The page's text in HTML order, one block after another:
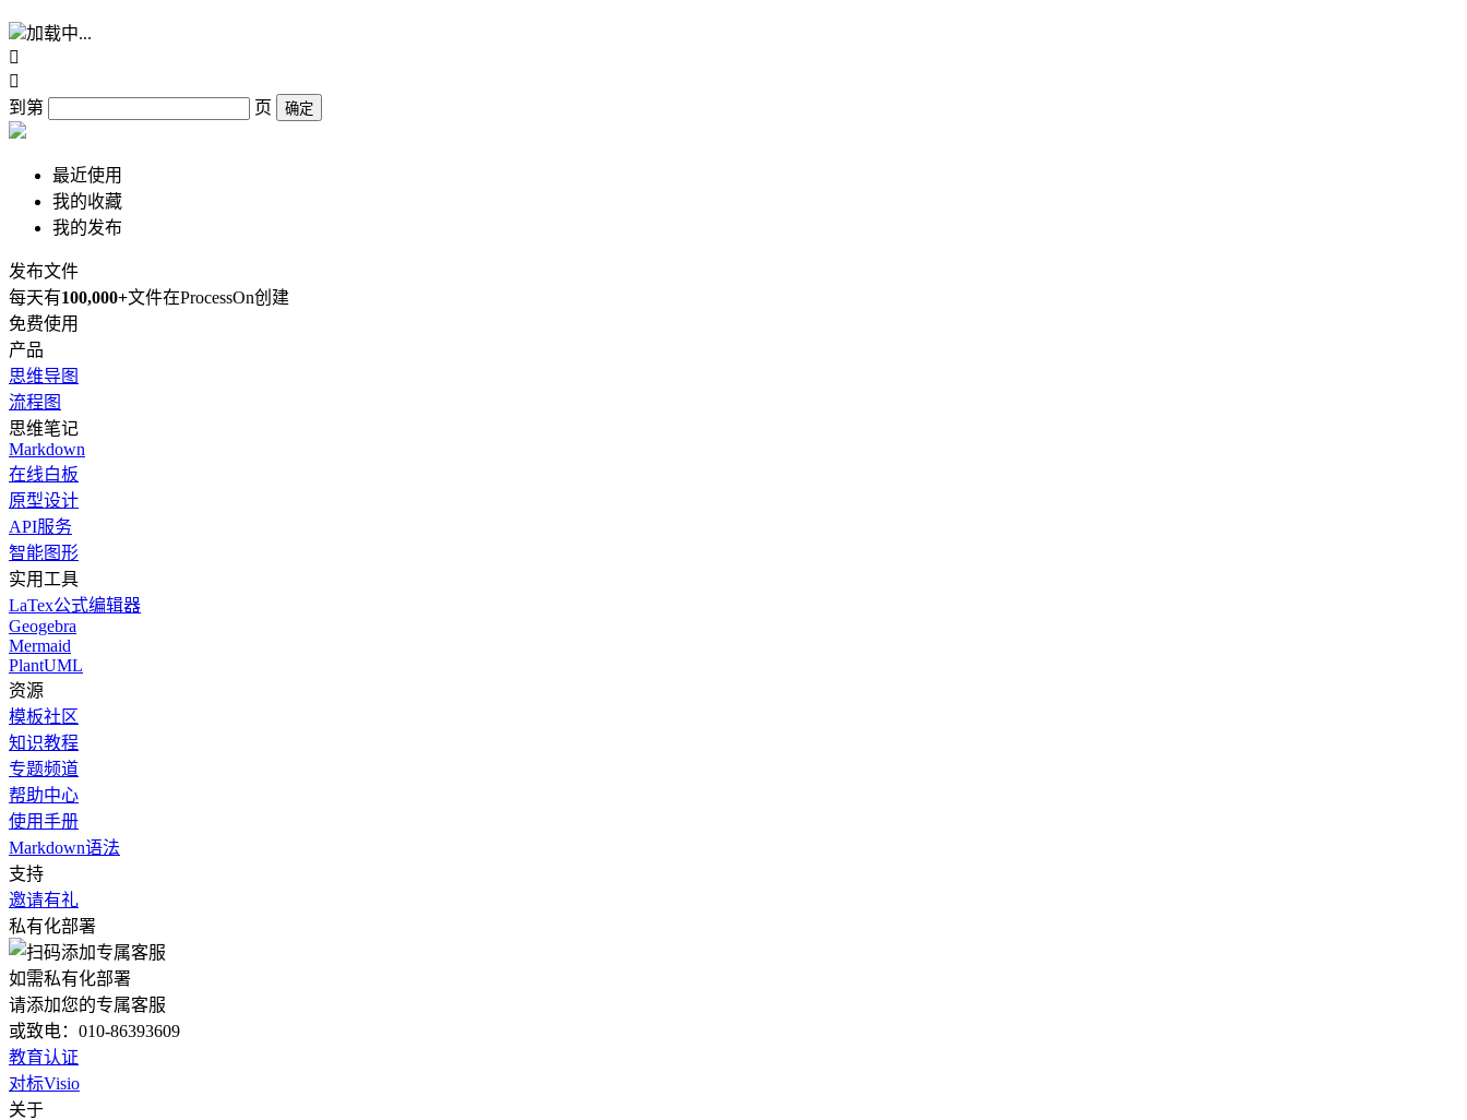
加载中...


到第
页 确定
最近使用
我的收藏
我的发布
发布文件
每天有100,000+文件在ProcessOn创建
免费使用
产品
思维导图
流程图
思维笔记
Markdown
在线白板
原型设计
API服务
智能图形
实用工具
LaTex公式编辑器
Geogebra
Mermaid
PlantUML
资源
模板社区
知识教程
专题频道
帮助中心
使用手册
Markdown语法
支持
邀请有礼
私有化部署
如需私有化部署
请添加您的专属客服
或致电：010-86393609
教育认证
对标Visio
关于